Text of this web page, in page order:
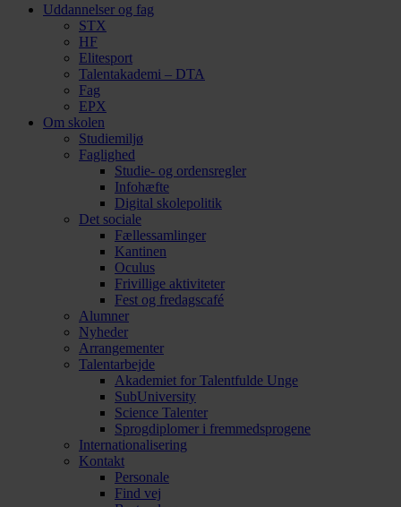
Uddannelser og fag
STX
HF
Elitesport
Talentakademi – DTA
Fag
EPX
Om skolen
Studiemiljø
Faglighed
Studie- og ordensregler
Infohæfte
Digital skolepolitik
Det sociale
Fællessamlinger
Kantinen
Oculus
Frivillige aktiviteter
Fest og fredagscafé
Alumner
Nyheder
Arrangementer
Talentarbejde
Akademiet for Talentfulde Unge
SubUniversity
Science Talenter
Sprogdiplomer i fremmedsprogene
Internationalisering
Kontakt
Personale
Find vej